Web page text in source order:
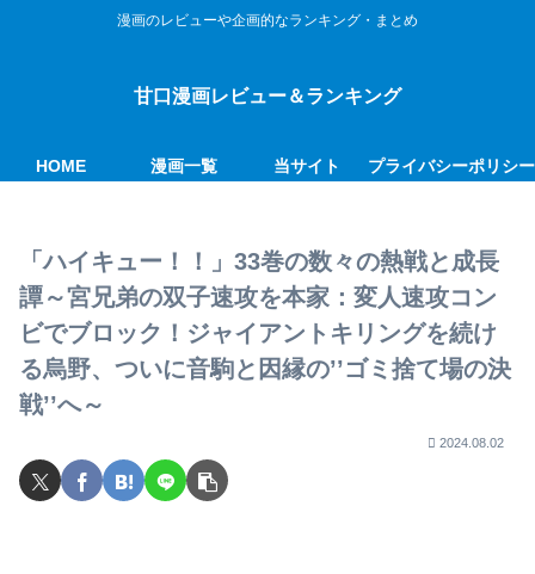
漫画のレビューや企画的なランキング・まとめ
甘口漫画レビュー＆ランキング
HOME 漫画一覧 当サイト プライバシーポリシー
「ハイキュー！！」33巻の数々の熱戦と成長
譚～宮兄弟の双子速攻を本家：変人速攻コン
ビでブロック！ジャイアントキリングを続け
る烏野、ついに音駒と因縁の’’ゴミ捨て場の決
戦’’へ～
2024.08.02